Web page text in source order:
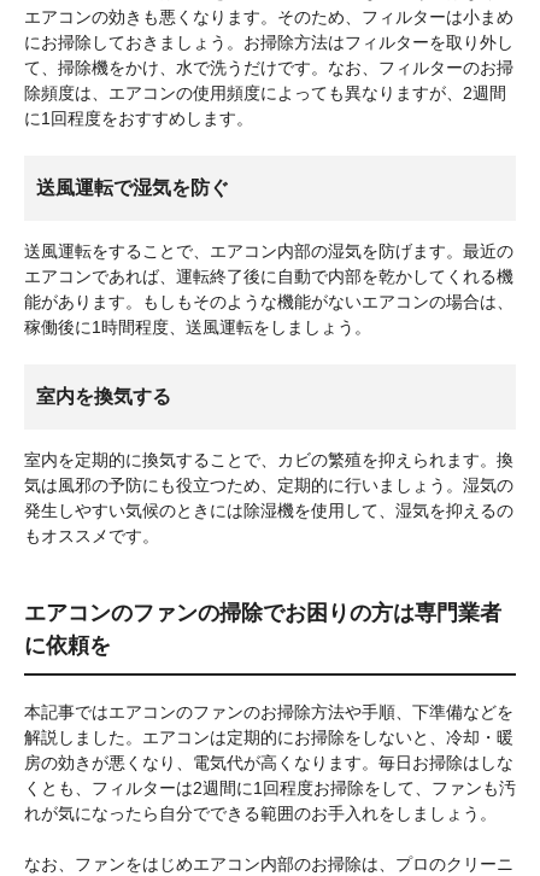
エアコンの効きも悪くなります。そのため、フィルターは小まめ
にお掃除しておきましょう。お掃除方法はフィルターを取り外し
て、掃除機をかけ、水で洗うだけです。なお、フィルターのお掃
除頻度は、エアコンの使用頻度によっても異なりますが、2週間
に1回程度をおすすめします。
送風運転で湿気を防ぐ
送風運転をすることで、エアコン内部の湿気を防げます。最近の
エアコンであれば、運転終了後に自動で内部を乾かしてくれる機
能があります。もしもそのような機能がないエアコンの場合は、
稼働後に1時間程度、送風運転をしましょう。
室内を換気する
室内を定期的に換気することで、カビの繁殖を抑えられます。換
気は風邪の予防にも役立つため、定期的に行いましょう。湿気の
発生しやすい気候のときには除湿機を使用して、湿気を抑えるの
もオススメです。
エアコンのファンの掃除でお困りの方は専門業者
に依頼を
本記事ではエアコンのファンのお掃除方法や手順、下準備などを
解説しました。エアコンは定期的にお掃除をしないと、冷却・暖
房の効きが悪くなり、電気代が高くなります。毎日お掃除はしな
くとも、フィルターは2週間に1回程度お掃除をして、ファンも汚
れが気になったら自分でできる範囲のお手入れをしましょう。
なお、ファンをはじめエアコン内部のお掃除は、プロのクリーニ